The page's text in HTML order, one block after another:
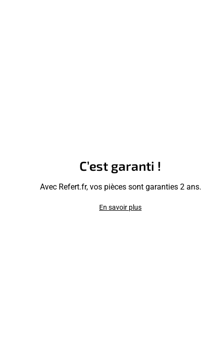
C’est garanti !
Avec Refert.fr, vos pièces sont garanties 2 ans.
En savoir plus